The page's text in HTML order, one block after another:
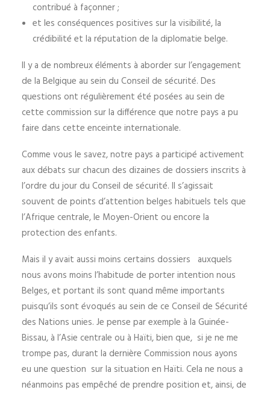
contribué à façonner ;
et les conséquences positives sur la visibilité, la
crédibilité et la réputation de la diplomatie belge.
Il y a de nombreux éléments à aborder sur l’engagement
de la Belgique au sein du Conseil de sécurité. Des
questions ont régulièrement été posées au sein de
cette commission sur la différence que notre pays a pu
faire dans cette enceinte internationale.
Comme vous le savez, notre pays a participé activement
aux débats sur chacun des dizaines de dossiers inscrits à
l’ordre du jour du Conseil de sécurité. Il s’agissait
souvent de points d’attention belges habituels tels que
l’Afrique centrale, le Moyen-Orient ou encore la
protection des enfants.
Mais il y avait aussi moins certains dossiers auxquels
nous avons moins l’habitude de porter intention nous
Belges, et portant ils sont quand même importants
puisqu’ils sont évoqués au sein de ce Conseil de Sécurité
des Nations unies. Je pense par exemple à la Guinée-
Bissau, à l’Asie centrale ou à Haïti, bien que, si je ne me
trompe pas, durant la dernière Commission nous ayons
eu une question sur la situation en Haïti. Cela ne nous a
néanmoins pas empêché de prendre position et, ainsi, de